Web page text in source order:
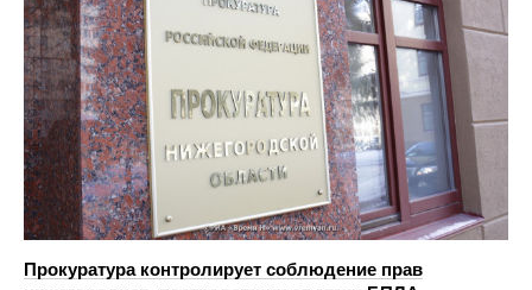
Прокуратура контролирует соблюдение прав